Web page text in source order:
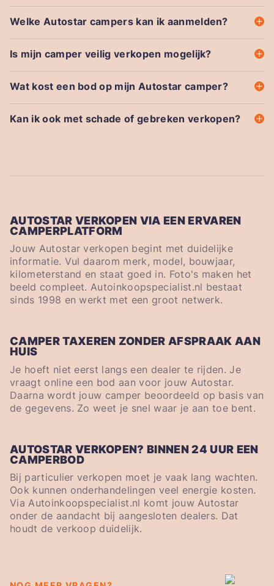
Welke Autostar campers kan ik aanmelden?
Is mijn camper veilig verkopen mogelijk?
Wat kost een bod op mijn Autostar camper?
Kan ik ook met schade of gebreken verkopen?
AUTOSTAR VERKOPEN VIA EEN ERVAREN
CAMPERPLATFORM
Jouw Autostar verkopen begint met duidelijke
informatie. Vul daarom merk, model, bouwjaar,
kilometerstand en staat goed in. Foto's maken het
beeld compleet. Autoinkoopspecialist.nl bestaat
sinds 1998 en werkt met een groot netwerk.
CAMPER TAXEREN ZONDER AFSPRAAK AAN
HUIS
Je hoeft niet eerst langs een dealer te rijden. Je
vraagt online een bod aan voor jouw Autostar.
Daarna wordt jouw camper beoordeeld op basis van
de gegevens. Zo weet je snel waar je aan toe bent.
AUTOSTAR VERKOPEN? BINNEN 24 UUR EEN
CAMPERBOD
Bij particulier verkopen moet je vaak lang wachten.
Ook kunnen onderhandelingen veel energie kosten.
Via Autoinkoopspecialist.nl komt jouw Autostar
onder de aandacht bij aangesloten dealers. Dat
houdt de verkoop duidelijk.